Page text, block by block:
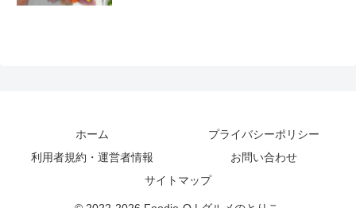
ホーム
プライバシーポリシー
利用者規約・運営者情報
お問い合わせ
サイトマップ